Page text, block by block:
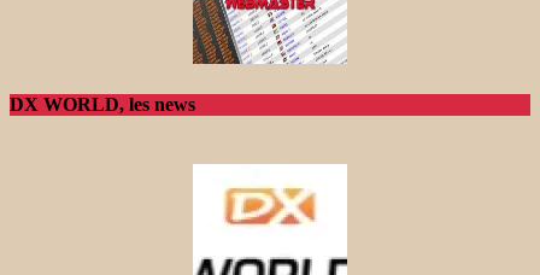
DX WORLD, les news